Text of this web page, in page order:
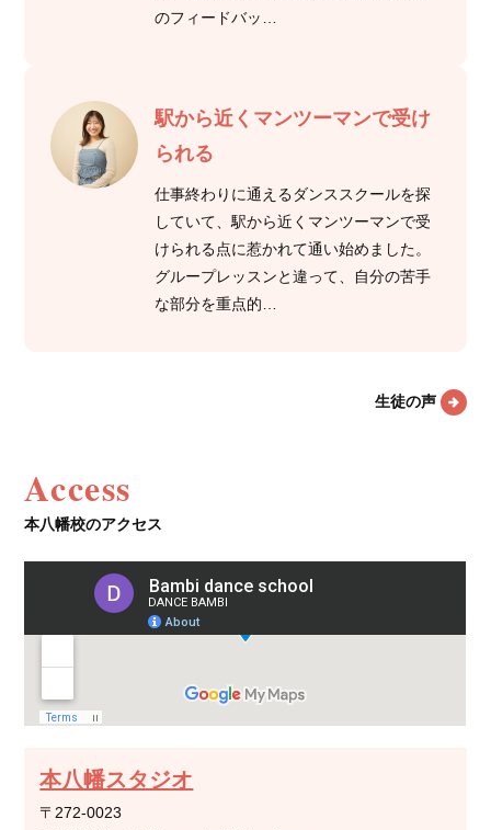
のフィードバッ…
駅から近くマンツーマンで受け
られる
仕事終わりに通えるダンススクールを探
していて、駅から近くマンツーマンで受
けられる点に惹かれて通い始めました。
グループレッスンと違って、自分の苦手
な部分を重点的…
生徒の声
Access
本八幡校のアクセス
本八幡スタジオ
〒272-0023